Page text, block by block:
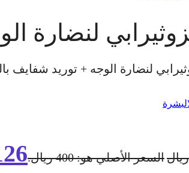
لنضارة
لنضارة الوجه + توريد شفايف
البشرة
ريالالسعر الأصلي هو: 400 ريال.